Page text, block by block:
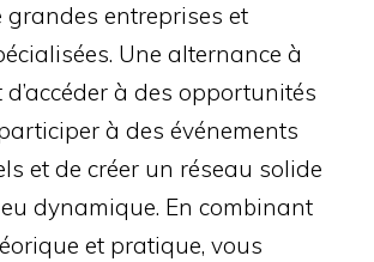
grandes entreprises et
Une alternance à
à des opportunités
à des événements
et de créer un réseau solide
dynamique. En combinant
et pratique, vous